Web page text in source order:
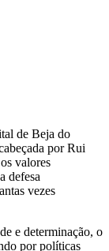
de Beja do
por Rui
valores
defesa
vezes
e determinação, o
por políticas